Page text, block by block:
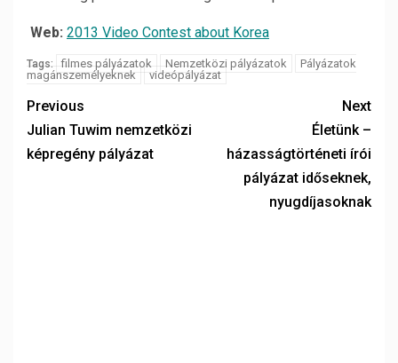
Web: 2013 Video Contest about Korea
Tags: filmes pályázatok Nemzetközi pályázatok
Pályázatok
magánszemélyeknek
videópályázat
Previous
Julian Tuwim nemzetközi
képregény pályázat
Next
Életünk –
házasságtörténeti írói
pályázat időseknek,
nyugdíjasoknak